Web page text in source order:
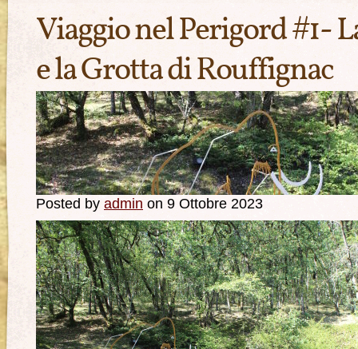
Viaggio nel Perigord #1-
e la Grotta di Rouffignac
Posted by admin on 9 Ottobre 2023